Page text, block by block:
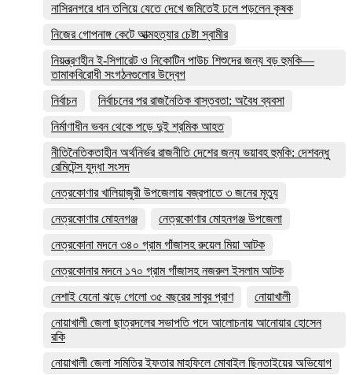
নাসিরনগরে ধান তলিয়ে যেতে দেখে জমিতেই ঢলে পড়লেন কৃষক
নিজের গোপনাঙ্গ কেটে আত্মহত্যার চেষ্টা স্বামীর
নিয়ন্ত্রণহীন ই-সিগারেট ও নিকোটিন পাউচ শিশুদের জন্য বড় হুমকি—
তামাকবিরোধী সংগঠনগুলোর উদ্বেগ
নির্বাচন
নির্বাচনের পর রাজনৈতিক বাস্তবতা: অবৈধ ব্যবসা
নির্মাণাধীন ভবন থেকে পড়ে দুই শ্রমিক আহত
নীতিনৈতিকতাহীন অর্থনির্ভর রাজনীতি দেশের জন্য ভয়াবহ হুমকি: দেশবন্ধু
রেমিটেন্স যুদ্ধা সংসদ
নেত্রকোণার খালিয়াজুরী উপজেলায় বজ্রপাতে ৩ জনের মৃত্যু
নেত্রকোণার মোহনগঞ্জ
নেত্রকোণার মোহনগঞ্জ উপজেলা
নেত্রকোনা মদনে ৩৪০ গ্রাম গাঁজাসহ রুয়েল মিয়া আটক
নেত্রকোনার মদনে ১৭০ গ্রাম গাঁজাসহ নজরুল ইসলাম আটক
নেশাই যেনো ঝড়ে গেলো ৩৫ বছরের সাবুর প্রাণ
নোয়াখালী
নোয়াখালী জেলা ছাত্রদলের সভাপতি পদে আলোচনায় আনোয়ার হোসেন
রকি
নোয়াখালী জেলা সমিতির ইফতার মাহফিলে মোবাইল ছিনতাইয়ের অভিযোগ